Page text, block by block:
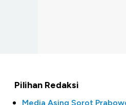
Pilihan Redaksi
Media Asing Sorot